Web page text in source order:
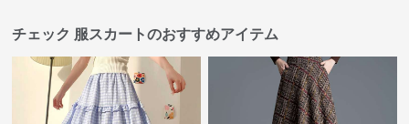
チェック 服スカートのおすすめアイテム